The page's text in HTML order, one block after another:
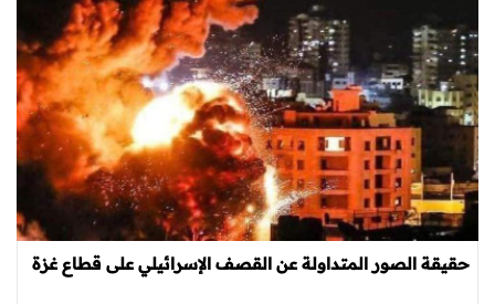
حقيقة الصور المتداولة عن القصف الإسرائيلي على قطاع غزة